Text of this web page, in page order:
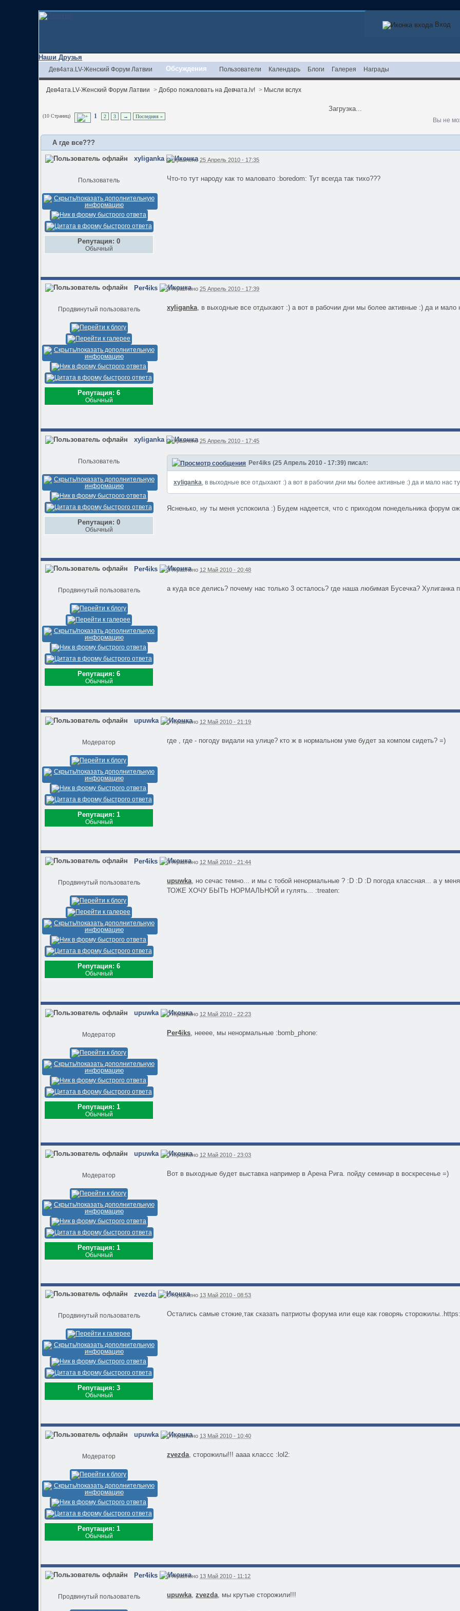
Вход
Наши Друзья
Дев4ата.LV-Женский Форум Латвии Обсуждения Пользователи Календарь Блоги Галерея Награды
Дев4ата.LV-Женский Форум Латвии > Добро пожаловать на Девчата.lv! > Мысли вслух
Загрузка...
(10 Страниц) 1 2 3 → Последняя »
Вы не
А где все???
xyliganka
Пользователь
Репутация: 0
Обычный
Отправлено25 Апрель 2010 - 17:35
Что-то тут народу как то маловато :boredom: Тут всегда так тихо???
Per4iks
Продвинутый пользователь
Репутация: 6
Обычный
Отправлено25 Апрель 2010 - 17:39
xyliganka, в выходные все отдыхают :) а вот в рабочии дни мы более активные :) да и мало
xyliganka
Пользователь
Репутация: 0
Обычный
Отправлено25 Апрель 2010 - 17:45
Per4iks (25 Апрель 2010 - 17:39) писал:
xyliganka , в выходные все отдыхают :) а вот в рабочии дни мы более активные :) да и мало нас
Ясненько, ну ты меня успокоила :) Будем надеется, что с приходом понедельника форум
Per4iks
Продвинутый пользователь
Репутация: 6
Обычный
Отправлено 12 Май 2010 - 20:48
а куда все делись? почему нас только 3 осталось? где наша любимая Бусечка? Хулиганка
upuwka
Модератор
Репутация: 1
Обычный
Отправлено 12 Май 2010 - 21:19
где , где - погоду видали на улице? кто ж в нормальном уме будет за компом сидеть? =)
Per4iks
Продвинутый пользователь
Репутация: 6
Обычный
Отправлено 12 Май 2010 - 21:44
upuwka, но сечас темно... и мы с тобой ненормальные ? :D :D :D погода классная... а у
ТОЖЕ ХОЧУ БЫТЬ НОРМАЛЬНОЙ и гулять... :treaten:
upuwka
Модератор
Репутация: 1
Обычный
Отправлено 12 Май 2010 - 22:23
Per4iks , нееее, мы ненормальные :bomb_phone:
upuwka
Модератор
Репутация: 1
Обычный
Отправлено 12 Май 2010 - 23:03
Вот в выходные будет выставка например в Арена Рига. пойду семинар в воскресенье =)
zvezda
Продвинутый пользователь
Репутация: 3
Обычный
Отправлено 13 Май 2010 - 08:53
Остались самые стокие,так сказать патриоты форума или еще как говоряь
upuwka
Модератор
Репутация: 1
Обычный
Отправлено 13 Май 2010 - 10:40
zvezda , сторожилы!!! аааа классс :lol2:
Per4iks
Продвинутый пользователь
Отправлено 13 Май 2010 - 11:12
upuwka,zvezda, мы крутые сторожили!!!